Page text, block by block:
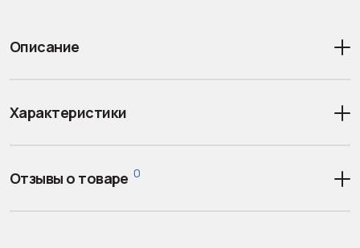
Описание
Характеристики
Отзывы о товаре 0